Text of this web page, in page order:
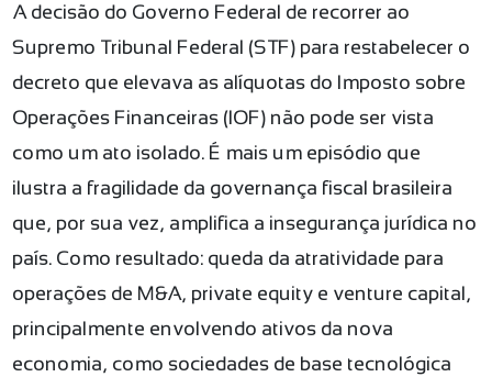
A decisão do Governo Federal de recorrer ao
Supremo Tribunal Federal (STF) para restabelecer o
decreto que elevava as alíquotas do Imposto sobre
Operações Financeiras (IOF) não pode ser vista
como um ato isolado. É mais um episódio que
ilustra a fragilidade da governança fiscal brasileira
que, por sua vez, amplifica a insegurança jurídica no
país. Como resultado: queda da atratividade para
operações de M&A, private equity e venture capital,
principalmente envolvendo ativos da nova
economia, como sociedades de base tecnológica